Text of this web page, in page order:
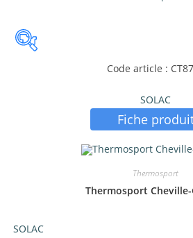
Code article :
SOLAC
Fiche
Thermosport
Thermosport Cheville-
SOLAC